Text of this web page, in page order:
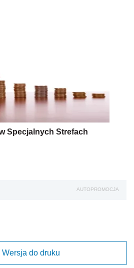
Specjalnych Strefach
AUTOPROMOCJA
Wersja do druku